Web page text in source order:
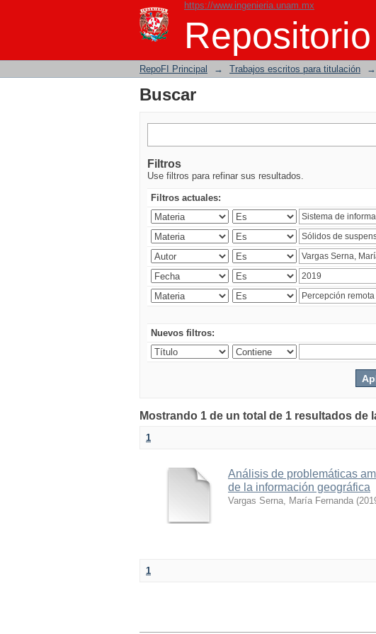
https://www.ingenieria.unam.mx
Buscar
RepoFI Principal → Trabajos escritos para titulación →
Buscar
Filtros
Use filtros para refinar sus resultados.
Filtros actuales:
Nuevos filtros:
Mostrando 1 de un total de 1 resultados de
1
Análisis de problemáticas
de la información geográfica
Vargas Serna, María Fernanda (
1